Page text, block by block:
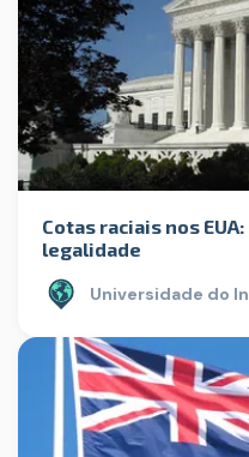
Cotas raciais nos
legalidade
Universidade do